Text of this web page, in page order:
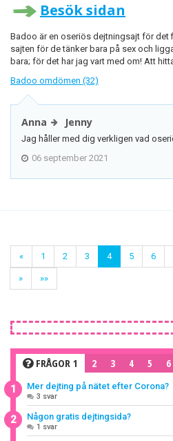
Besök sidan
Badoo är en oseriös dejtningsajt för det
sajten för de tänker bara på sex och
bara; för det har jag vart med om! Att
Badoo omdömen (32)
Anna Jenny
Jag håller med dig verkligen vad
06 september 2021
« 1 2 3 4 5 6
» »»
FRÅGOR 1 2 3 4 5 6
1 Mer dejting på nätet efter Corona?
3 svar
2 Någon gratis dejtingsida?
1 svar